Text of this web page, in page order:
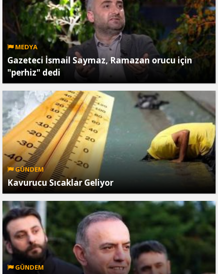
MEDYA
Gazeteci İsmail Saymaz, Ramazan orucu için
"perhiz" dedi
GÜNDEM
Kavurucu Sıcaklar Geliyor
GÜNDEM